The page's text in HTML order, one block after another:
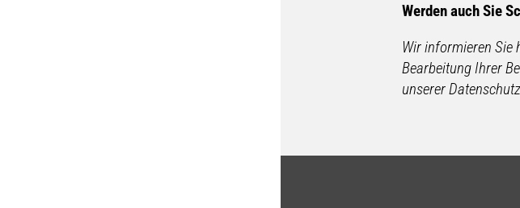
Werden auch Sie
Wir informieren Sie
Bearbeitung Ihrer
unserer